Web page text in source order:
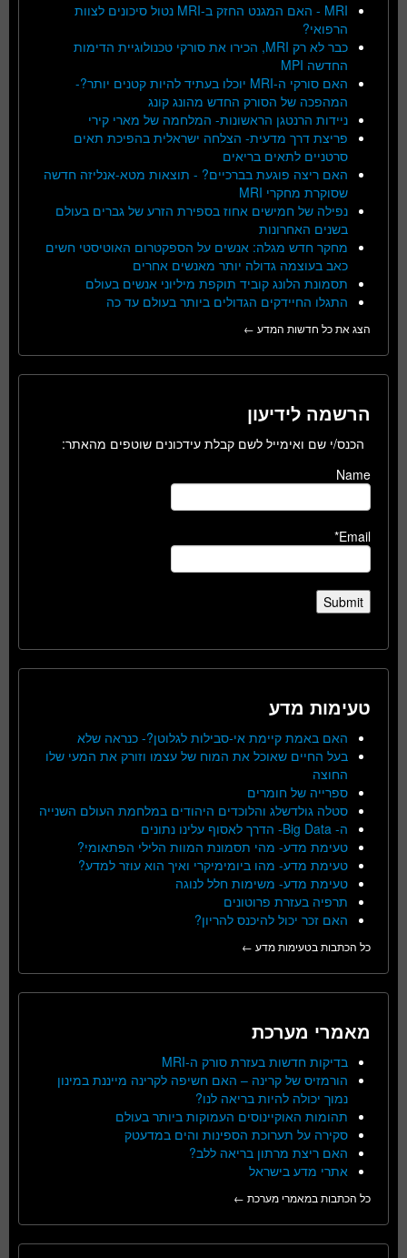
MRI - האם המגנט החזק ב-MRI נטול סיכונים לצוות
הרפואי?
כבר לא רק MRI, הכירו את סורקי טכנולוגיית הדימות
החדשה MPI
האם סורקי ה-MRI יוכלו בעתיד להיות קטנים יותר?-
המהפכה של הסורק החדש מהונג קונג
ניידות הרנטגן הראשונות- המלחמה של מארי קירי
פריצת דרך מדעית- הצלחה ישראלית בהפיכת תאים
סרטניים לתאים בריאים
האם ריצה פוגעת בברכיים? - תוצאות מטא-אנליזה חדשה
שסוקרת מחקרי MRI
נפילה של חמישים אחוז בספירת הזרע של גברים בעולם
בשנים האחרונות
מחקר חדש מגלה: אנשים על הספקטרום האוטיסטי חשים
כאב בעוצמה גדולה יותר מאנשים אחרים
תסמונת הלונג קוביד תוקפת מיליוני אנשים בעולם
התגלו החיידקים הגדולים ביותר בעולם עד כה
הצג את כל חדשות המדע ←
הרשמה לידיעון
הכנס/י שם ואימייל לשם קבלת עידכונים שוטפים מהאתר:
Name
Email*
טעימות מדע
האם באמת קיימת אי-סבילות לגלוטן?- כנראה שלא
בעל החיים שאוכל את המוח של עצמו וזורק את המעי שלו
החוצה
ספרייה של חומרים
סטלה גולדשלג והלוכדים היהודים במלחמת העולם השנייה
ה- Big Data- הדרך לאסוף עלינו נתונים
טעימת מדע- מהי תסמונת המוות הלילי הפתאומי?
טעימת מדע- מהו ביומימיקרי ואיך הוא עוזר למדע?
טעימת מדע- משימות חלל לנוגה
תרפיה בעזרת פרוטונים
האם זכר יכול להיכנס להריון?
כל הכתבות בטעימות מדע ←
מאמרי מערכת
בדיקות חדשות בעזרת סורק ה-MRI
הורמזיס של קרינה – האם חשיפה לקרינה מייננת במינון
נמוך יכולה להיות בריאה לנו?
תהומות האוקיינוסים העמוקות ביותר בעולם
סקירה על תערוכת הספינות והים במדעטק
האם ריצת מרתון בריאה ללב?
אתרי מדע בישראל
כל הכתבות במאמרי מערכת ←